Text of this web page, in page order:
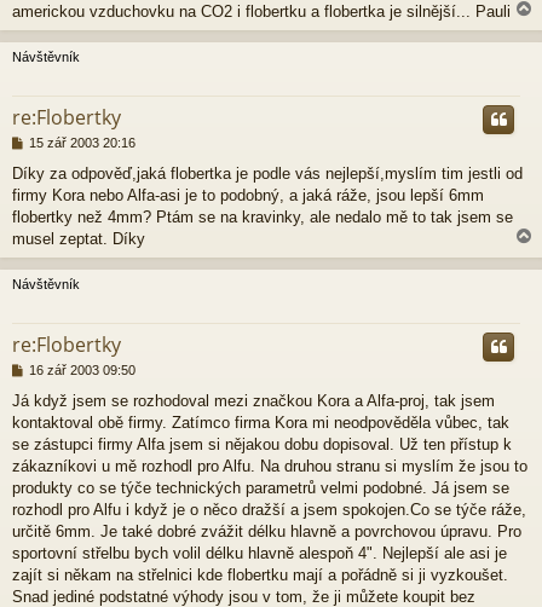
americkou vzduchovku na CO2 i flobertku a flobertka je silnější... Pauli
a
h
Návštěvník
re:Flobertky
P
í
s
p
e
k
15 zář 2003 20:16
Díky za odpověď,jaká flobertka je podle vás nejlepší,myslím tim jestli od
firmy Kora nebo Alfa-asi je to podobný, a jaká ráže, jsou lepší 6mm
flobertky než 4mm? Ptám se na kravinky, ale nedalo mě to tak jsem se
musel zeptat. Díky
a
h
Návštěvník
re:Flobertky
P
í
s
p
ě
e
k
16 zář 2003 09:50
Já když jsem se rozhodoval mezi značkou Kora a Alfa-proj, tak jsem
kontaktoval obě firmy. Zatímco firma Kora mi neodpověděla vůbec, tak
se zástupci firmy Alfa jsem si nějakou dobu dopisoval. Už ten přístup k
zákazníkovi u mě rozhodl pro Alfu. Na druhou stranu si myslím že jsou to
produkty co se týče technických parametrů velmi podobné. Já jsem se
rozhodl pro Alfu i když je o něco dražší a jsem spokojen.Co se týče ráže,
určitě 6mm. Je také dobré zvážit délku hlavně a povrchovou úpravu. Pro
sportovní střelbu bych volil délku hlavně alespoň 4". Nejlepší ale asi je
zajít si někam na střelnici kde flobertku mají a pořádně si ji vyzkoušet.
Snad jediné podstatné výhody jsou v tom, že ji můžete koupit bez